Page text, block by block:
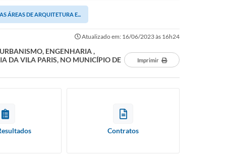
ÁREAS DE ARQUITETURA E...
Atualizado em: 16/06/2023 às 16h24
ENGENHARIA ,
DA VILA PARIS, NO MUNICÍPIO DE
Imprimir
Contratos